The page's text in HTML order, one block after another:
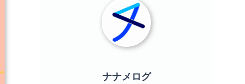
ナナメログ